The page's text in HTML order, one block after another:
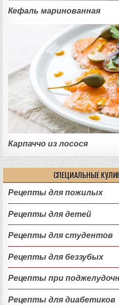
Кефаль маринованная
Карпаччо из лосося
СПЕЦИАЛЬНЫЕ
Рецепты для пожилых
Рецепты для детей
Рецепты для студентов
Рецепты для беззубых
Рецепты при
Рецепты для диабетиков